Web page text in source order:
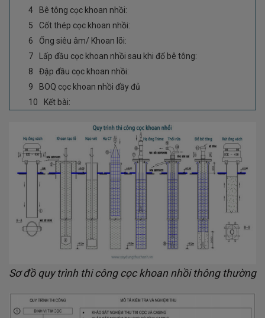
Bê tông cọc khoan nhồi:
Cốt thép cọc khoan nhồi:
Ống siêu âm/ Khoan lõi:
Lấp đầu cọc khoan nhồi sau khi đổ bê tông:
Đập đầu cọc khoan nhồi:
BOQ cọc khoan nhồi đầy đủ
Kết bài:
Sơ đồ quy trình thi công cọc khoan nhồi thông thường